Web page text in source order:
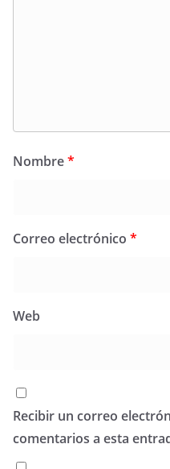
Nombre*
Correo electrónico *
Web
Recibir un correo
comentarios a esta